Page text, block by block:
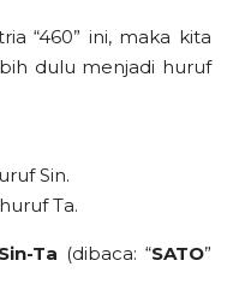
“460” ini, maka kita
dulu menjadi huruf
Sin.
Ta.
Ta (dibaca: “SATO”